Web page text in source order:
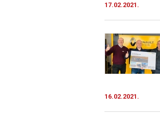
17.02.2021.
16.02.2021.